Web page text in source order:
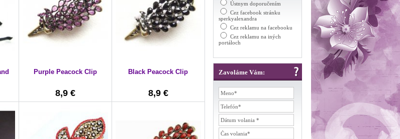
Ústnym doporučením
Cez facebook stránku
sperkyalexandra
Cez reklamu na facebooku
Cez reklamu na iných
portáloch
Zavoláme Vám:
Purple Peacock Clip
8,9 €
Black Peacock Clip
8,9 €